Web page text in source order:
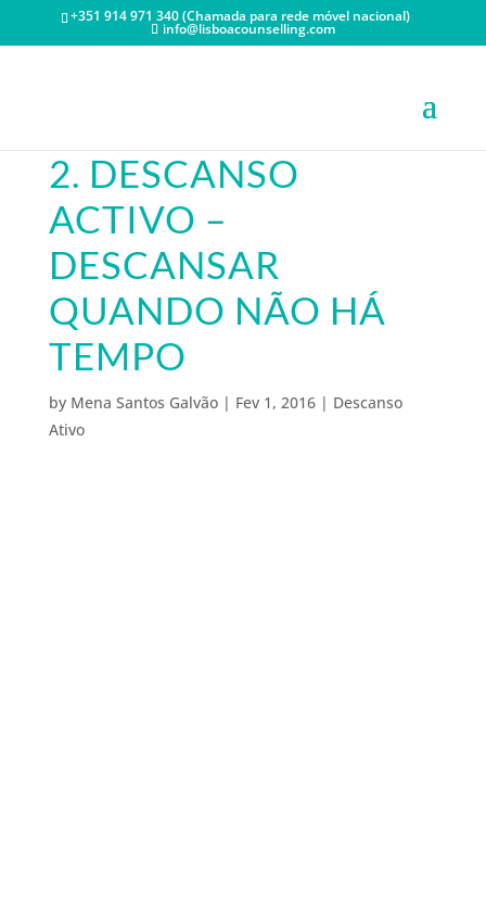
+351 914 971 340 (Chamada para rede móvel nacional)
info@lisboacounselling.com
2. DESCANSO
ACTIVO –
DESCANSAR
QUANDO NÃO HÁ
TEMPO
by Mena Santos Galvão| Fev 1, 2016| Descanso
Ativo